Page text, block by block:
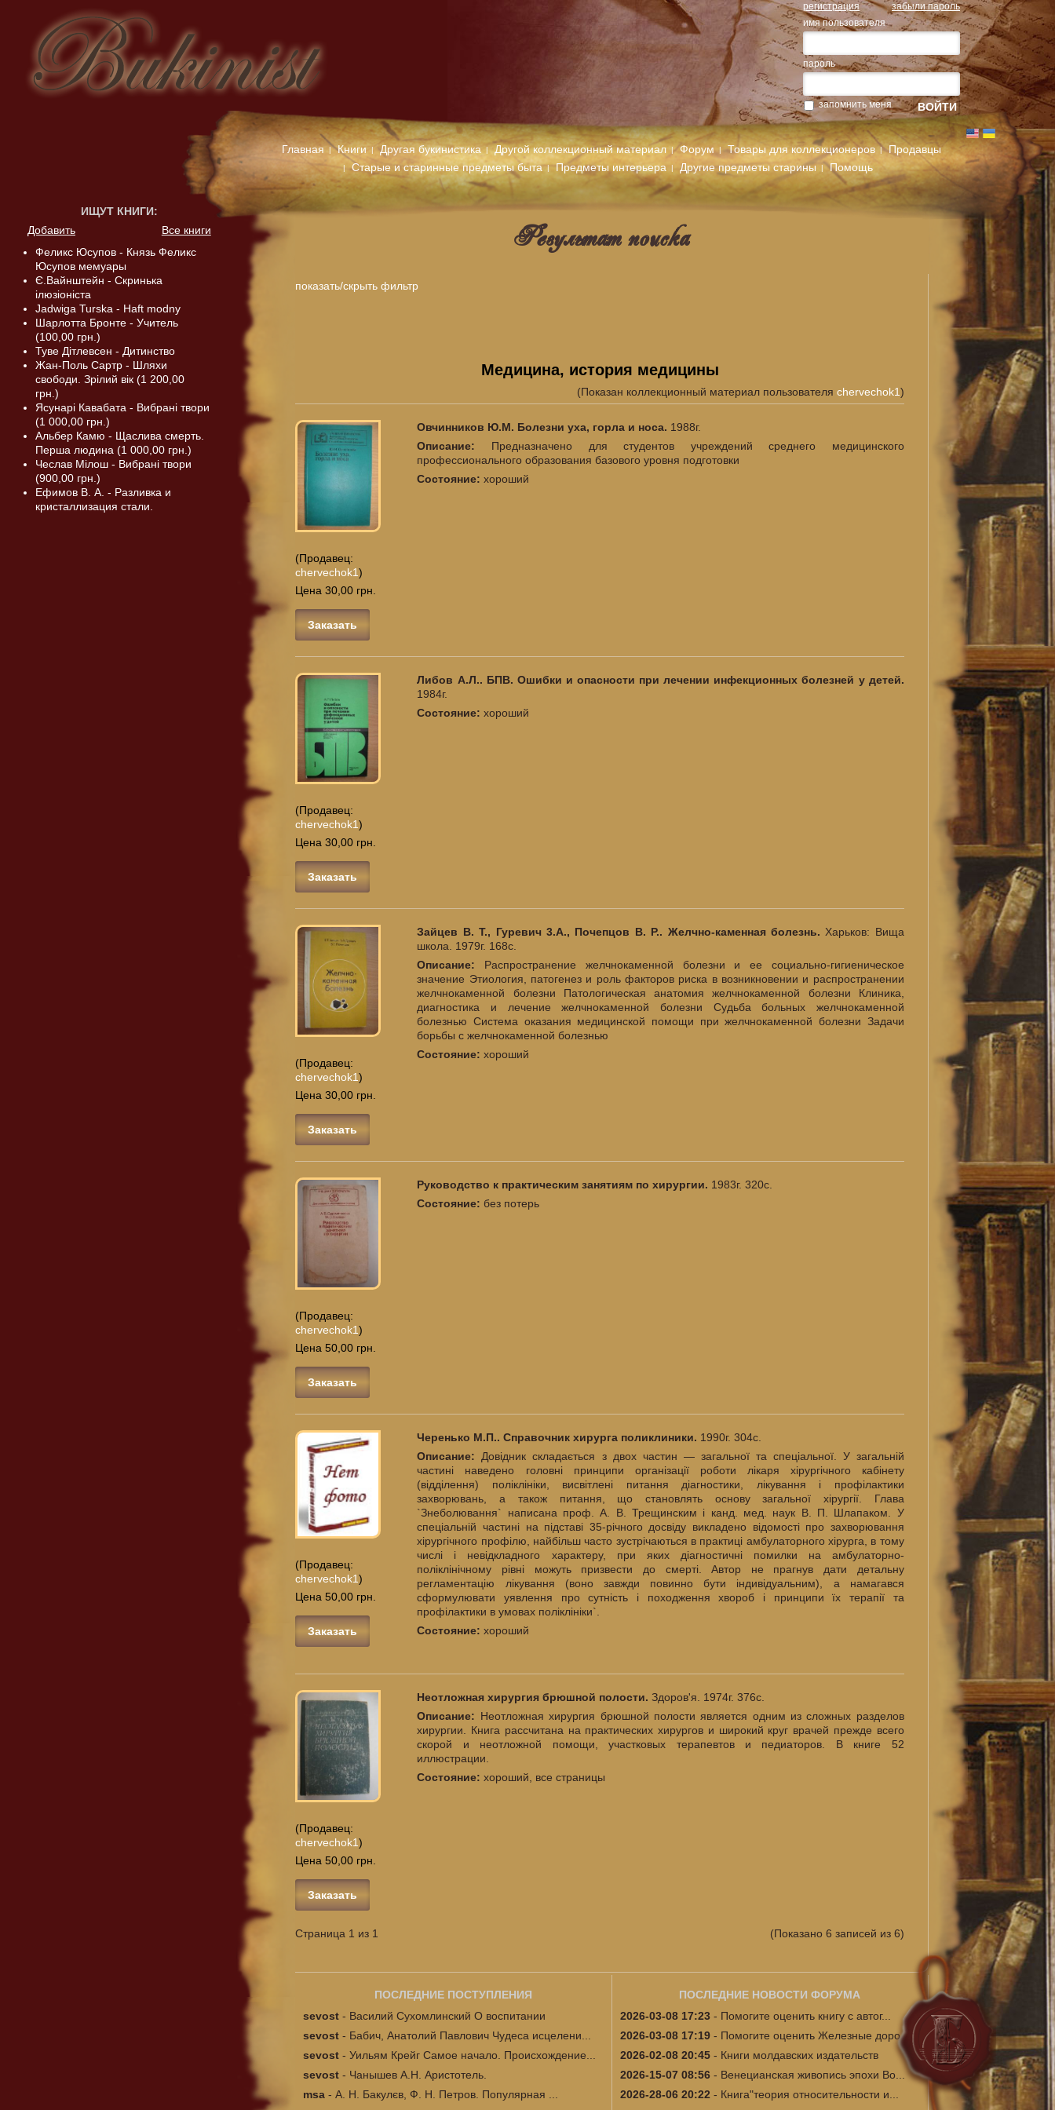
регистрация
забыли пароль
имя пользователя
пароль
запомнить меня
Главная Книги Другая букинистика Другой коллекционный материал Форум Товары для коллекционеров
Продавцы
Старые и старинные предметы быта
Предметы интерьера Другие предметы старины Помощь
Результат поиска
показать/скрыть фильтр
Медицина, история медицины
(Показан коллекционный материал пользователя chervechok1)
(Продавец:
chervechok1)
Цена 30,00 грн.
Заказать
Овчинников Ю.М. Болезни уха, горла и носа. 1988г.
Описание: Предназначено для студентов учреждений среднего медицинского
профессионального образования базового уровня подготовки
Состояние:хороший
(Продавец:
chervechok1)
Цена 30,00 грн.
Заказать
Либов А.Л.. БПВ. Ошибки и опасности при лечении инфекционных болезней у детей.
1984г.
Состояние:хороший
(Продавец:
chervechok1)
Цена 30,00 грн.
Заказать
Зайцев В. Т., Гуревич 3.А., Почепцов В. Р.. Желчно-каменная болезнь.Харьков: Вища
школа. 1979г. 168с.
Описание: Распространение желчнокаменной болезни и ее социально-гигиеническое
значение Этиология, патогенез и роль факторов риска в возникновении и распространении
желчнокаменной болезни Патологическая анатомия желчнокаменной болезни Клиника,
диагностика и лечение желчнокаменной болезни Судьба больных желчнокаменной
болезнью Система оказания медицинской помощи при желчнокаменной болезни Задачи
борьбы с желчнокаменной болезнью
Состояние:хороший
(Продавец:
chervechok1)
Цена 50,00 грн.
Заказать
Руководство к практическим занятиям по хирургии. 1983г. 320с.
Состояние:без потерь
(Продавец:
chervechok1)
Цена 50,00 грн.
Заказать
Черенько М.П.. Справочник хирурга поликлиники. 1990г. 304с.
Описание: Довідник складається з двох частин — загальної та спеціальної. У загальній
частині наведено головні принципи організації роботи лікаря хірургічного кабінету
(відділення) поліклініки, висвітлені питання діагностики, лікування і профілактики
захворювань, а також питання, що становлять основу загальної хірургії. Глава
`Знеболювання` написана проф. А. В. Трещинским і канд. мед. наук В. П. Шлапаком. У
спеціальній частині на підставі 35-річного досвіду викладено відомості про захворювання
хірургічного профілю, найбільш часто зустрічаються в практиці амбулаторного хірурга, в тому
числі і невідкладного характеру, при яких діагностичні помилки на амбулаторно-
поліклінічному рівні можуть призвести до смерті. Автор не прагнув дати детальну
регламентацію лікування (воно завжди повинно бути індивідуальним), а намагався
сформулювати уявлення про сутність і походження хвороб і принципи їх терапії та
профілактики в умовах поліклініки`.
Состояние:хороший
(Продавец:
chervechok1)
Цена 50,00 грн.
Заказать
Неотложная хирургия брюшной полости.Здоров'я. 1974г. 376с.
Описание: Неотложная хирургия брюшной полости является одним из сложных разделов
хирургии. Книга рассчитана на практических хирургов и широкий круг врачей прежде всего
скорой и неотложной помощи, участковых терапевтов и педиаторов. В книге 52
иллюстрации.
Состояние:хороший, все страницы
(Показано 6 записей из 6)
Страница 1 из 1
ПОСЛЕДНИЕ ПОСТУПЛЕНИЯ
sevost - Василий Сухомлинский О воспитании
sevost - Бабич, Анатолий Павлович Чудеса исцелени...
sevost -Уильям Крейг Самое начало. Происхождение...
sevost - Чанышев А.Н. Аристотель.
msa -А. Н. Бакулєв, Ф. Н. Петров. Популярная ...
ПОСЛЕДНИЕ НОВОСТИ ФОРУМА
2026-03-08 17:23- Помогите оценить книгу с автог...
2026-03-08 17:19- Помогите оценить Железные доро...
2026-02-08 20:45- Книги молдавских издательств
2026-15-07 08:56- Венецианская живопись эпохи Во...
2026-28-06 20:22 - Книга"теория относительности и...
ИЩУТ КНИГИ:
Добавить
Все книги
Феликс Юсупов - Князь Феликс
Юсупов мемуары
Є.Вайнштейн - Скринька
ілюзіоніста
Jadwiga Turska - Haft modny
Шарлотта Бронте - Учитель
(100,00 грн.)
Туве Дітлевсен - Дитинство
Жан-Поль Сартр - Шляхи
свободи. Зрілий вік (1 200,00
грн.)
Ясунарі Кавабата - Вибрані твори
(1 000,00 грн.)
Альбер Камю - Щаслива смерть.
Перша людина (1 000,00 грн.)
Чеслав Мілош - Вибрані твори
(900,00 грн.)
Ефимов В. А. - Разливка и
кристаллизация стали.